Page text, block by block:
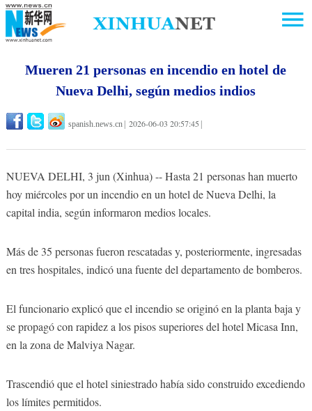
Mueren 21 personas en incendio en hotel de
Nueva Delhi, según medios indios
spanish.news.cn 2026-06-03 20:57:45
NUEVA DELHI, 3 jun (Xinhua) -- Hasta 21 personas han muerto
hoy miércoles por un incendio en un hotel de Nueva Delhi, la
capital india, según informaron medios locales.
Más de 35 personas fueron rescatadas y, posteriormente, ingresadas
en tres hospitales, indicó una fuente del departamento de bomberos.
El funcionario explicó que el incendio se originó en la planta baja y
se propagó con rapidez a los pisos superiores del hotel Micasa Inn,
en la zona de Malviya Nagar.
Trascendió que el hotel siniestrado había sido construido excediendo
los límites permitidos.